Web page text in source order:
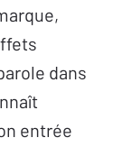
dans
entrée